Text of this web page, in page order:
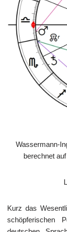
Wassermann-
berechnet
Kurz das
schöpferischen